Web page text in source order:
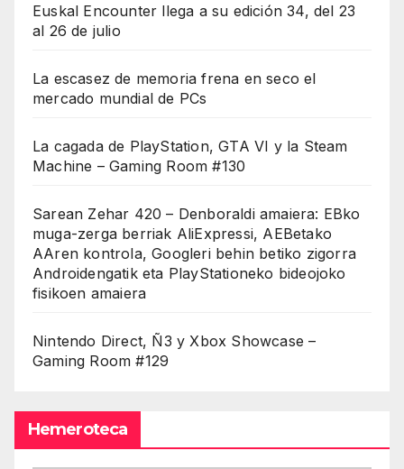
Euskal Encounter llega a su edición 34, del 23
al 26 de julio
La escasez de memoria frena en seco el
mercado mundial de PCs
La cagada de PlayStation, GTA VI y la Steam
Machine – Gaming Room #130
Sarean Zehar 420 – Denboraldi amaiera: EBko
muga-zerga berriak AliExpressi, AEBetako
AAren kontrola, Googleri behin betiko zigorra
Androidengatik eta PlayStationeko bideojoko
fisikoen amaiera
Nintendo Direct, Ñ3 y Xbox Showcase –
Gaming Room #129
Hemeroteca